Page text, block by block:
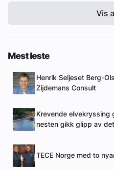
Vis
Mest leste
Henrik Seljeset Berg-
Zijdemans Consult
Krevende
nesten gikk glipp av det
TECE Norge med to